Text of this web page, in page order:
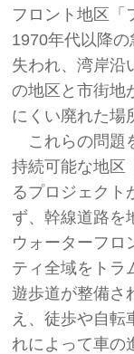
フロント地区「
1970年代以降
失われ、湾岸沿
の地区と市街地
にくい廃れた場
これらの問題
持続可能な地区
るプロジェクト
ず、幹線道路を
ウォーターフロ
ティ全域をトラ
遊歩道が整備さ
え、徒歩や自転
れによって車の